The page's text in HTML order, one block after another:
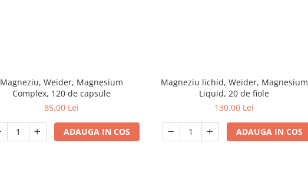
Magneziu, Weider, Magnesium
Complex, 120 de capsule
85,00 Lei
ADAUGA IN COS
Magneziu lichid, Weider, Magnesium
Liquid, 20 de fiole
130,00 Lei
ADAUGA IN COS